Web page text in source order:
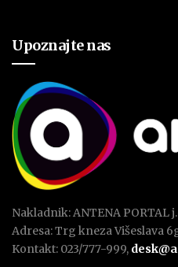
Upoznajte nas
Nakladnik: ANTENA PORTAL
Adresa: Trg kneza Višeslava
Kontakt: 023/777-999,